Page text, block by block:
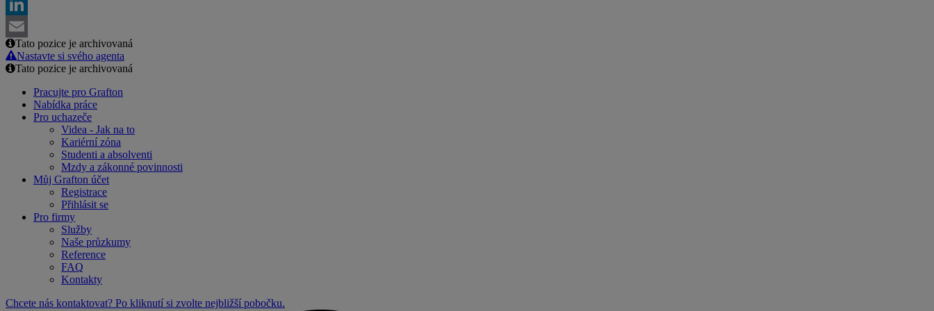
Facebook
LinkedIn
Email
Tato pozice je archivovaná
Nastavte si svého agenta
Tato pozice je archivovaná
Pracujte pro Grafton
Nabídka práce
Pro uchazeče
Videa - Jak na to
Kariérní zóna
Studenti a absolventi
Mzdy a zákonné povinnosti
Můj Grafton účet
Registrace
Přihlásit se
Pro firmy
Služby
Naše průzkumy
Reference
FAQ
Kontakty
Chcete nás kontaktovat? Po kliknutí si zvolte nejbližší pobočku.